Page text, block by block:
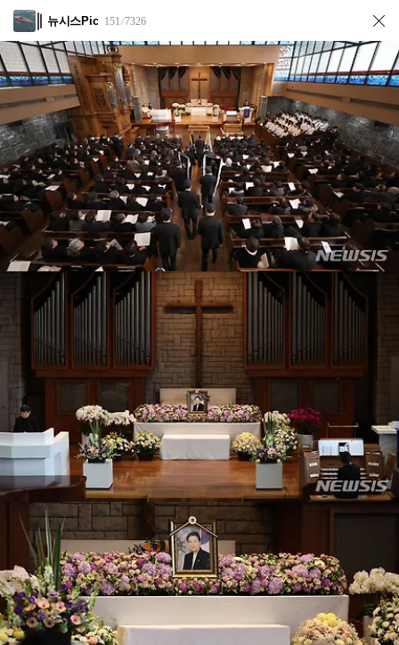
뉴시스Pic 151 /7326